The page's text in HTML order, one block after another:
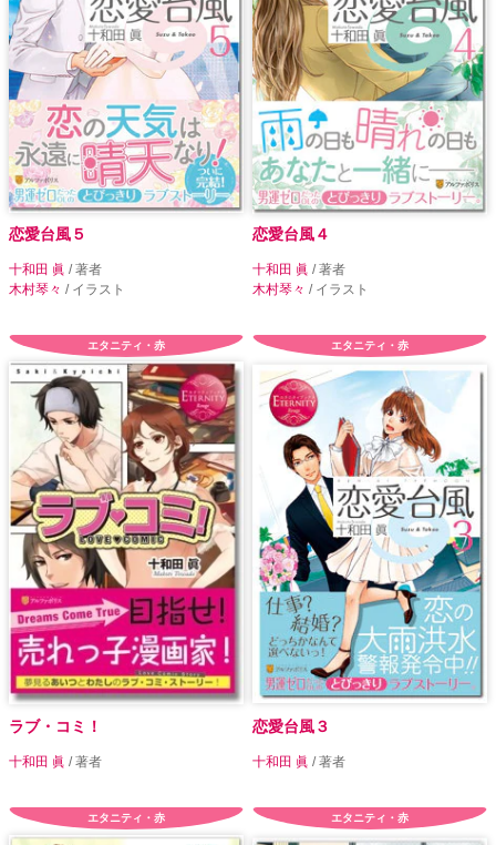
恋愛台風５
十和田 眞 / 著者
木村琴々 / イラスト
恋愛台風４
十和田 眞 / 著者
木村琴々 / イラスト
エタニティ・赤
ラブ・コミ！
十和田 眞 / 著者
エタニティ・赤
恋愛台風３
十和田 眞 / 著者
エタニティ・赤 エタニティ・赤